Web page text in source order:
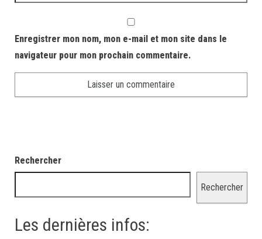
Enregistrer mon nom, mon e-mail et mon site dans le
navigateur pour mon prochain commentaire.
Rechercher
Rechercher
Les dernières infos: